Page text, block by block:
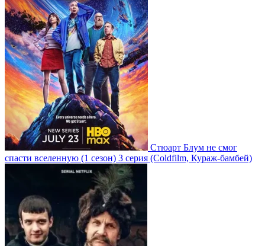
Стюарт Блум не смог
спасти вселенную (1 сезон) 3 серия (Coldfilm, Кураж-бамбей)